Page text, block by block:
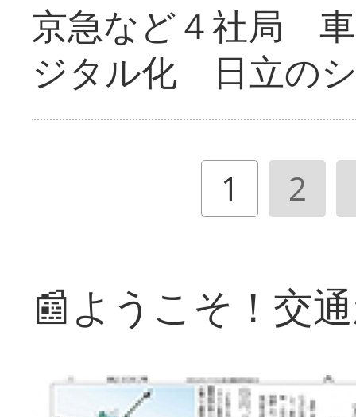
京急など４社局
ジタル化 日立の
1 2
📰ようこそ！交